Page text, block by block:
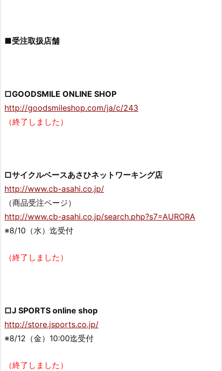
■受注取扱店舗
□GOODSMILE ONLINE SHOP
http://goodsmileshop.com/ja/c/243
（終了しました）
□サイクルベースあさひネットワーキング店
http://www.cb-asahi.co.jp/
（商品受注ページ）
http://www.cb-asahi.co.jp/search.php?s7=AURORA
※8/10（水）迄受付
（終了しました）
□J SPORTS online shop
http://store.jsports.co.jp/
※8/12（金）10:00迄受付
（終了しました）